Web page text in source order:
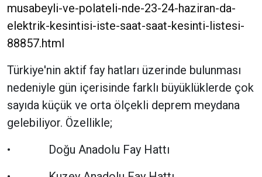
musabeyli-ve-polateli-nde-23-24-haziran-da-
elektrik-kesintisi-iste-saat-saat-kesinti-listesi-
88857.html
Türkiye'nin aktif fay hatları üzerinde bulunması
nedeniyle gün içerisinde farklı büyüklüklerde çok
sayıda küçük ve orta ölçekli deprem meydana
gelebiliyor. Özellikle;
• Doğu Anadolu Fay Hattı